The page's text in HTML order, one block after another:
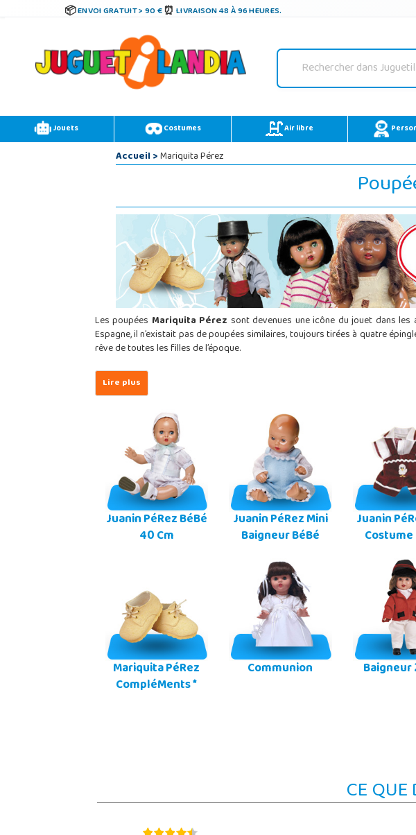
ENVOI GRATUIT > 90 € LIVRAISON 48 À 96 HEURES.
Jouets Costumes Air libre
Accueil>Mariquita Pérez
Les poupées Mariquita Pérez sont devenues une icône du jouet dans
Espagne, il n’existait pas de poupées similaires, toujours tirées à quatre
rêve de toutes les filles de l’époque.
Juanin PéRez BéBé
40 Cm
Juanin PéRez Mini
Baigneur BéBé
Juanin
Costume
Mariquita PéRez
CompléMents *
Communion Baigneur
CE